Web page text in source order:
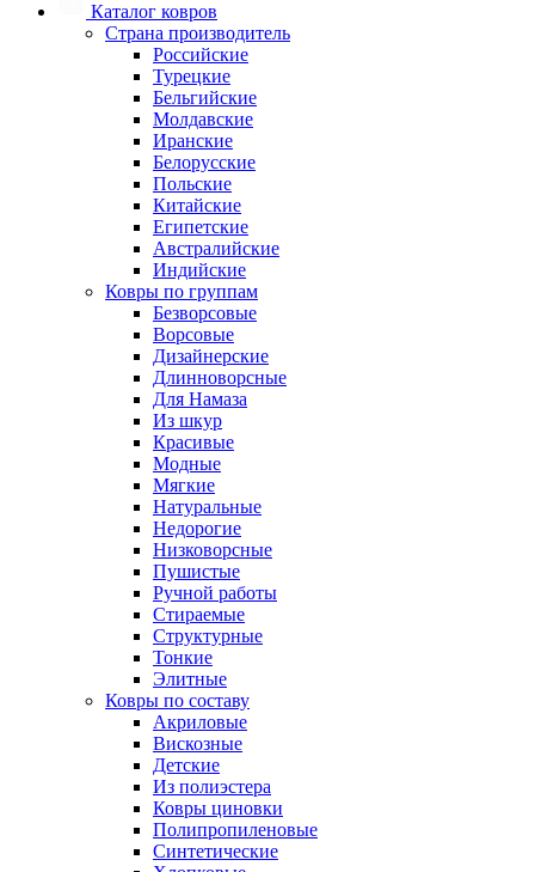
Каталог ковров
Страна производитель
Российские
Турецкие
Бельгийские
Молдавские
Иранские
Белорусские
Польские
Китайские
Египетские
Австралийские
Индийские
Ковры по группам
Безворсовые
Ворсовые
Дизайнерские
Длинноворсные
Для Намаза
Из шкур
Красивые
Модные
Мягкие
Натуральные
Недорогие
Низковорсные
Пушистые
Ручной работы
Стираемые
Структурные
Тонкие
Элитные
Ковры по составу
Акриловые
Вискозные
Детские
Из полиэстера
Ковры циновки
Полипропиленовые
Синтетические